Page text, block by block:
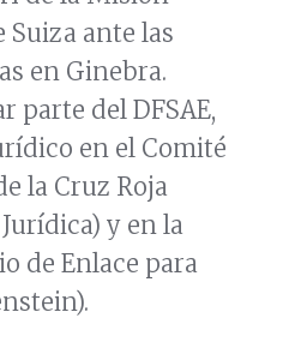
Suiza ante las
en Ginebra.
parte del DFSAE,
en el Comité
la Cruz Roja
y en la
de Enlace para